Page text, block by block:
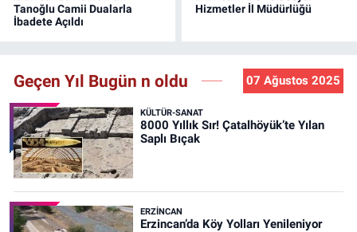
Tanoğlu Camii Dualarla
İbadete Açıldı
Hizmetler İl Müdürlüğü
Geçen Yıl Bugün n oldu 07 Ağustos 2025
KÜLTÜR-SANAT
8000 Yıllık Sır! Çatalhöyük’te Yılan
Saplı Bıçak
ERZINCAN
Erzincan’da Köy Yolları Yenileniyor